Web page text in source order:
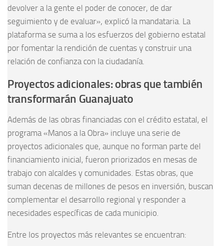
devolver a la gente el poder de conocer, de dar
seguimiento y de evaluar», explicó la mandataria. La
plataforma se suma a los esfuerzos del gobierno estatal
por fomentar la rendición de cuentas y construir una
relación de confianza con la ciudadanía.
Proyectos adicionales: obras que también
transformarán Guanajuato
Además de las obras financiadas con el crédito estatal, el
programa «Manos a la Obra» incluye una serie de
proyectos adicionales que, aunque no forman parte del
financiamiento inicial, fueron priorizados en mesas de
trabajo con alcaldes y comunidades. Estas obras, que
suman decenas de millones de pesos en inversión, buscan
complementar el desarrollo regional y responder a
necesidades específicas de cada municipio.
Entre los proyectos más relevantes se encuentran: